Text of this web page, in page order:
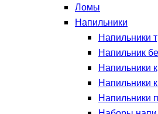
Ломы
Напильники
Напильники
Напильник
Напильники
Напильники
Напильники